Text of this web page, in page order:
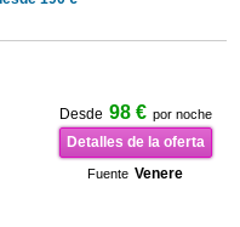
Desde 98 € por noche
Detalles de la oferta
Fuente Venere